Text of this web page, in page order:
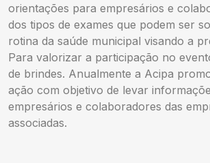
orientações para empresários e
dos tipos de exames que podem ser
rotina da saúde municipal visando a
Para valorizar a participação no
de brindes. Anualmente a Acipa
ação com objetivo de levar
empresários e colaboradores das
associadas.